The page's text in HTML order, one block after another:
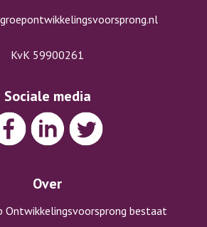
KvK 59900261
Sociale media
Over
Ontwikkelingsvoorsprong bestaat